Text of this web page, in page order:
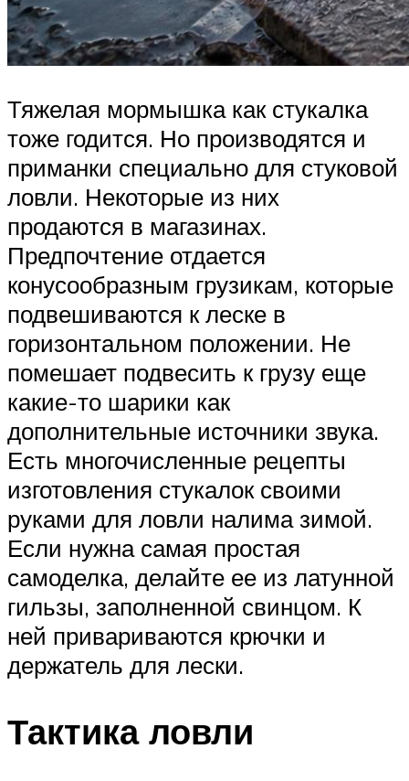
Тяжелая мормышка как стукалка
тоже годится. Но производятся и
приманки специально для стуковой
ловли. Некоторые из них
продаются в магазинах.
Предпочтение отдается
конусообразным грузикам, которые
подвешиваются к леске в
горизонтальном положении. Не
помешает подвесить к грузу еще
какие-то шарики как
дополнительные источники звука.
Есть многочисленные рецепты
изготовления стукалок своими
руками для ловли налима зимой.
Если нужна самая простая
самоделка, делайте ее из латунной
гильзы, заполненной свинцом. К
ней привариваются крючки и
держатель для лески.
Тактика ловли